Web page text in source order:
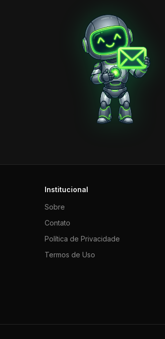
Institucional
Sobre
Contato
Política de Privacidade
Termos de Uso